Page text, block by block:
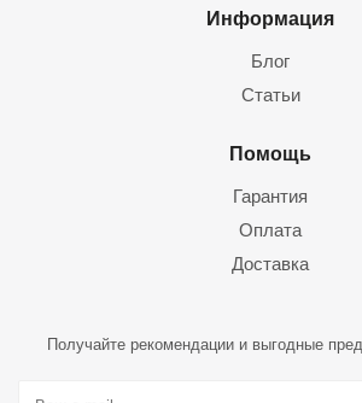
Информация
Блог
Статьи
Помощь
Гарантия
Оплата
Доставка
Получайте рекомендации и выгодные